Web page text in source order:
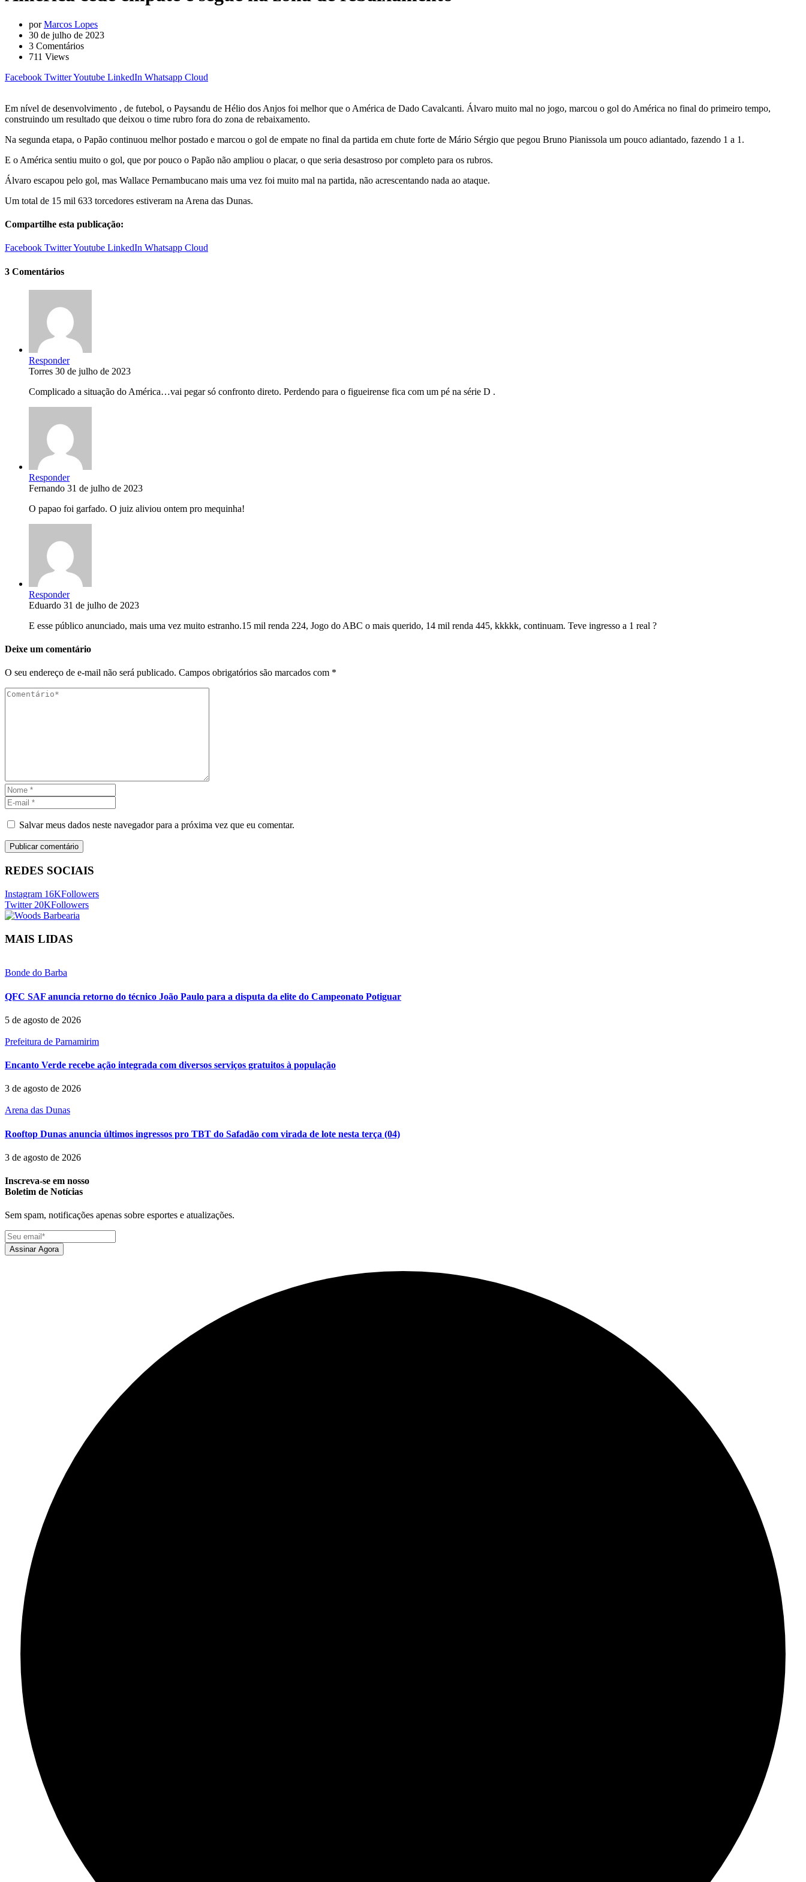
porMarcos Lopes
30 de julho de 2023
3 Comentários
711 Views
Facebook TwitterYoutube LinkedIn Whatsapp Cloud
Em nível de desenvolvimento , de futebol, o Paysandu de Hélio dos Anjos foi melhor que o América de Dado Cavalcanti. Álvaro muito mal no jogo, marcou o gol do América no final do primeiro tempo,
construindo um resultado que deixou o time rubro fora do zona de rebaixamento.
Na segunda etapa, o Papão continuou melhor postado e marcou o gol de empate no final da partida em chute forte de Mário Sérgio que pegou Bruno Pianissola um pouco adiantado, fazendo 1 a 1.
E o América sentiu muito o gol, que por pouco o Papão não ampliou o placar, o que seria desastroso por completo para os rubros.
Álvaro escapou pelo gol, mas Wallace Pernambucano mais uma vez foi muito mal na partida, não acrescentando nada ao ataque.
Um total de 15 mil 633 torcedores estiveram na Arena das Dunas.
Compartilhe esta publicação:
Facebook TwitterYoutube LinkedIn Whatsapp Cloud
3 Comentários
Responder
Torres 30 de julho de 2023
Complicado a situação do América…vai pegar só confronto direto. Perdendo para o figueirense fica com um pé na série D .
Responder
Fernando 31 de julho de 2023
O papao foi garfado. O juiz aliviou ontem pro mequinha!
Responder
Eduardo 31 de julho de 2023
E esse público anunciado, mais uma vez muito estranho.15 mil renda 224, Jogo do ABC o mais querido, 14 mil renda 445, kkkkk, continuam. Teve ingresso a 1 real ?
Deixe um comentário
O seu endereço de e-mail não será publicado. Campos obrigatórios são marcados com *
Salvar meus dados neste navegador para a próxima vez que eu comentar.
REDES SOCIAIS
Instagram 16KFollowers
Twitter 20KFollowers
MAIS LIDAS
Bonde do Barba
QFC SAF anuncia retorno do técnico João Paulo para a disputa da elite do Campeonato Potiguar
5 de agosto de 2026
Prefeitura de Parnamirim
Encanto Verde recebe ação integrada com diversos serviços gratuitos à população
3 de agosto de 2026
Arena das Dunas
Rooftop Dunas anuncia últimos ingressos pro TBT do Safadão com virada de lote nesta terça (04)
3 de agosto de 2026
Inscreva-se em nosso
Boletim de Notícias
Sem spam, notificações apenas sobre esportes e atualizações.
Assinar Agora